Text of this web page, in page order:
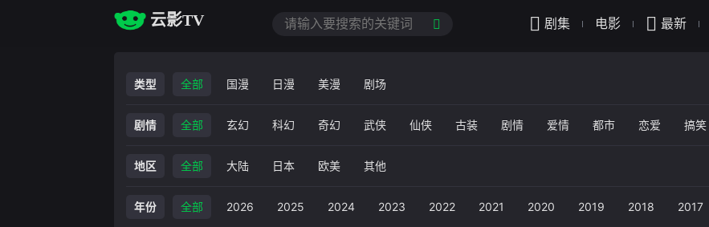
云影TV 剧集 电影 最新
类型 全部 国漫 日漫 美漫 剧场
剧情 全部 玄幻 科幻 奇幻 武侠 仙侠 古装 剧情 爱情 都市 恋爱 搞笑
地区 全部 大陆 日本 欧美 其他
年份 全部 2026 2025 2024 2023 2022 2021 2020 2019 2018 2017